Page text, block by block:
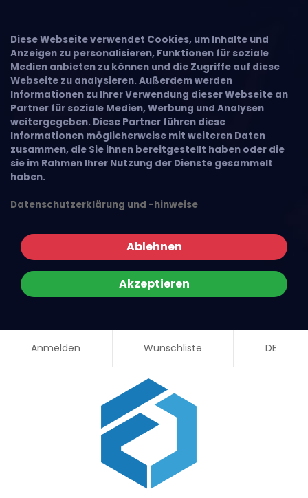
Diese Webseite verwendet Cookies, um Inhalte und
Anzeigen zu personalisieren, Funktionen für soziale
Medien anbieten zu können und die Zugriffe auf diese
Webseite zu analysieren. Außerdem werden
Informationen zu Ihrer Verwendung dieser Webseite an
Partner für soziale Medien, Werbung und Analysen
weitergegeben. Diese Partner führen diese
Informationen möglicherweise mit weiteren Daten
zusammen, die Sie ihnen bereitgestellt haben oder die
sie im Rahmen Ihrer Nutzung der Dienste gesammelt
haben.
Datenschutzerklärung und -hinweise
Ablehnen
Akzeptieren
Anmelden Wunschliste DE